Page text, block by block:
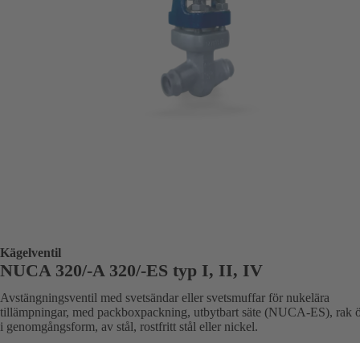
Kägelventil
NUCA 320/-A 320/-ES typ I, II, IV
Avstängningsventil med svetsändar eller svetsmuffar för nukelära
tillämpningar, med packboxpackning, utbytbart säte (NUCA-ES), rak
i genomgångsform, av stål, rostfritt stål eller nickel.